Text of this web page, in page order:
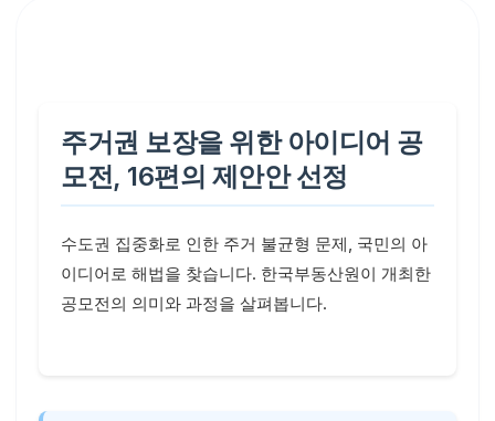
주거권 보장을 위한 아이디어 공
모전, 16편의 제안안 선정
수도권 집중화로 인한 주거 불균형 문제, 국민의 아
이디어로 해법을 찾습니다. 한국부동산원이 개최한
공모전의 의미와 과정을 살펴봅니다.